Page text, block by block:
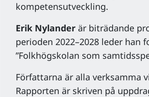
kompetensutveckling.
Erik Nylander är biträdande
perioden 2022–2028 leder han
”Folkhögskolan som
Författarna är alla verksamma
Rapporten är skriven på